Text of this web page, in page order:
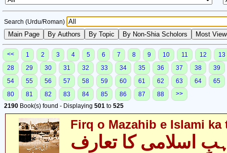
Search (Urdu/Roman)
<< 1 2 3 4 5 6 7 8 9 10 11 12
13
28
29 30 31 32 33 34 35 36 37 38
39
54
55 56 57 58 59 60 61 62 63 64
65
80
81 82 83 84 85 86 87 88
>>
2190 Book(s) found - Displaying 501 to 525
Firq o Mazahib e Islami ka
اسلامی کا تعارف